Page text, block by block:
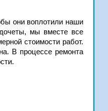
они воплотили наши
мы вместе все
стоимости работ.
В процессе ремонта